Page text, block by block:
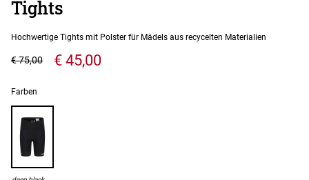
Tights
Hochwertige Tights mit Polster für Mädels aus recycelten Materialien
€ 45,00
€ 75,00
Farben